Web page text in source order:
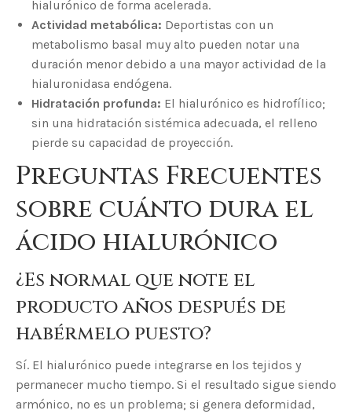
hialurónico de forma acelerada.
Actividad metabólica: Deportistas con un
metabolismo basal muy alto pueden notar una
duración menor debido a una mayor actividad de la
hialuronidasa endógena.
Hidratación profunda: El hialurónico es hidrofílico;
sin una hidratación sistémica adecuada, el relleno
pierde su capacidad de proyección.
Preguntas Frecuentes
sobre cuánto dura el
ácido hialurónico
¿Es normal que note el
producto años después de
habérmelo puesto?
Sí. El hialurónico puede integrarse en los tejidos y
permanecer mucho tiempo. Si el resultado sigue siendo
armónico, no es un problema; si genera deformidad,